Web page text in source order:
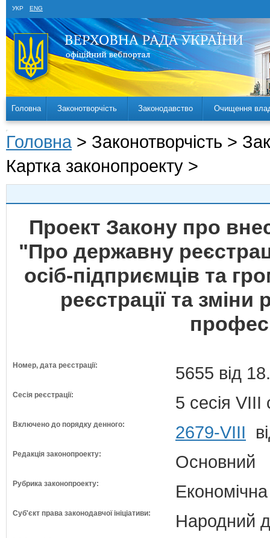
УКР ENG
Головна Законотворчість Законодавство Очищення
Головна > Законотворчість >
Картка законопроекту >
Проект Закону про
"Про державну
осіб-підприємців та
реєстрації та
Номер, дата реєстрації: 5655 від
Сесія реєстрації: 5 сесія VIII
Включено до порядку денного: 2679-VIII
Редакція законопроекту: Основний
Рубрика законопроекту:
Суб'єкт права законодавчої ініціативи: Народний